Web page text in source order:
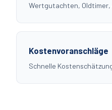
Wertgutachten, Oldtimer,
Kostenvoranschläge
Schnelle